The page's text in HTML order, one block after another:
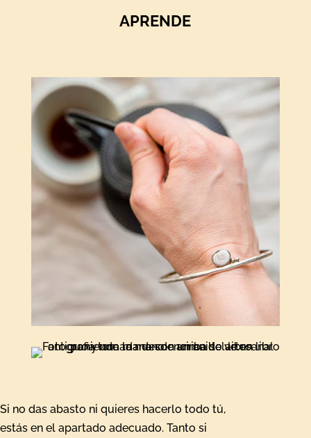
APRENDE
Si no das abasto ni quieres hacerlo todo tú,
estás en el apartado adecuado. Tanto si